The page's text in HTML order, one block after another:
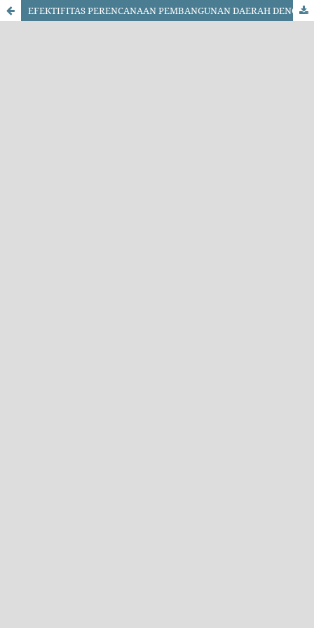
EFEKTIFITAS PERENCANAAN PEMBANGUNAN DAERAH DENGAN PENDEKATAN PARTISIPASI MASYARAKAT DESA